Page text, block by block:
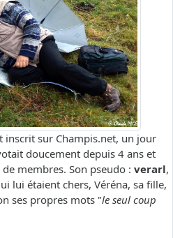
inscrit sur Champis.net, un jour
doucement depuis 4 ans et
membres. Son pseudo : verarl,
lui étaient chers, Véréna, sa fille,
ses propres mots "le seul coup